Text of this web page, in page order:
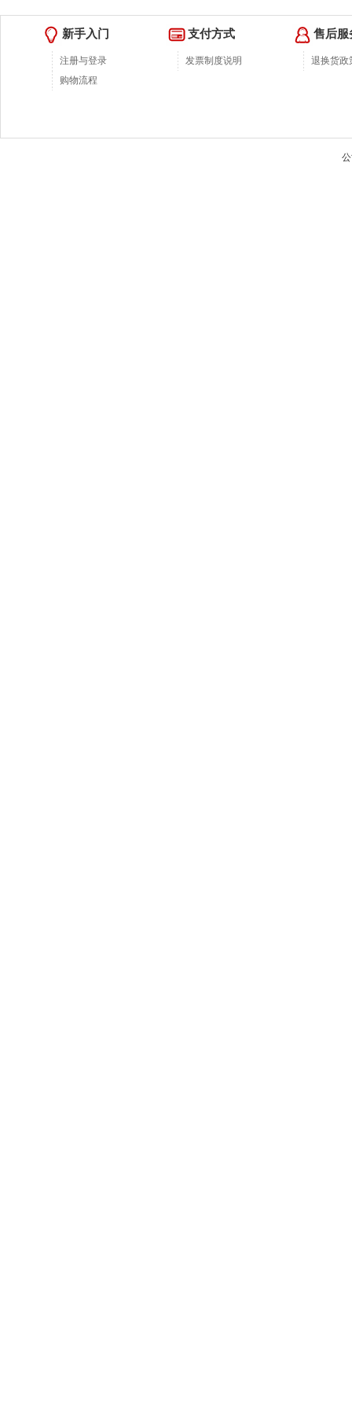
新手入门
注册与登录
购物流程
支付方式
发票制度说明
售后服
退换货政